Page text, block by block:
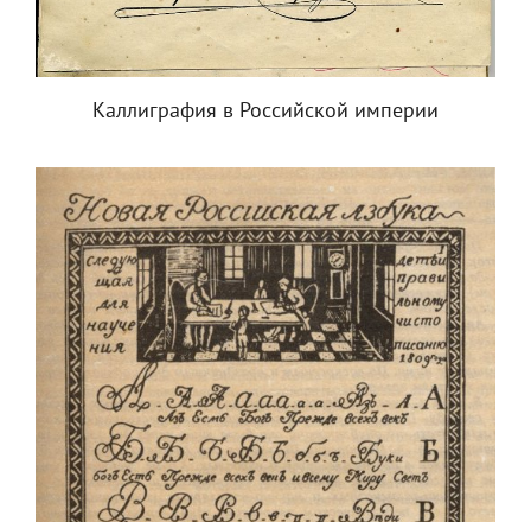
Каллиграфия в Российской империи